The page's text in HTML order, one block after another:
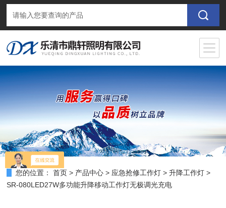
您的位置： 首页 > 产品中心 > 应急抢修工作灯 >升降工作灯 >
SR-080LED27W多功能升降移动工作灯无极调光充电